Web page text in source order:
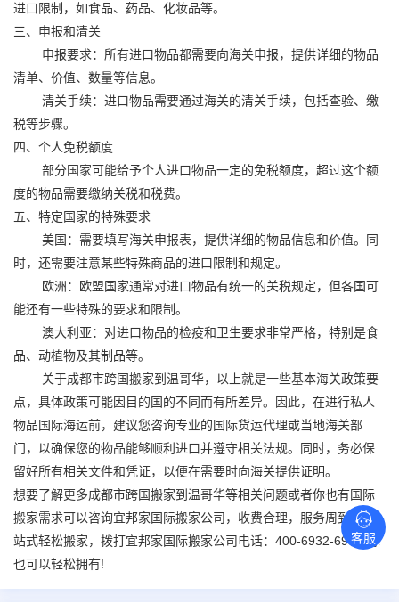
进口限制，如食品、药品、化妆品等。
三、申报和清关
申报要求：所有进口物品都需要向海关申报，提供详细的物品
清单、价值、数量等信息。
清关手续：进口物品需要通过海关的清关手续，包括查验、缴
税等步骤。
四、个人免税额度
部分国家可能给予个人进口物品一定的免税额度，超过这个额
度的物品需要缴纳关税和税费。
五、特定国家的特殊要求
美国：需要填写海关申报表，提供详细的物品信息和价值。同
时，还需要注意某些特殊商品的进口限制和规定。
欧洲：欧盟国家通常对进口物品有统一的关税规定，但各国可
能还有一些特殊的要求和限制。
澳大利亚：对进口物品的检疫和卫生要求非常严格，特别是食
品、动植物及其制品等。
关于成都市跨国搬家到温哥华，以上就是一些基本海关政策要
点，具体政策可能因目的国的不同而有所差异。因此，在进行私人
物品国际海运前，建议您咨询专业的国际货运代理或当地海关部
门，以确保您的物品能够顺利进口并遵守相关法规。同时，务必保
留好所有相关文件和凭证，以便在需要时向海关提供证明。
想要了解更多成都市跨国搬家到温哥华等相关问题或者你也有国际
搬家需求可以咨询宜邦家国际搬家公司，收费合理，服务周到，一
站式轻松搬家，拨打宜邦家国际搬家公司电话：400-6932-693，你
也可以轻松拥有!
客服